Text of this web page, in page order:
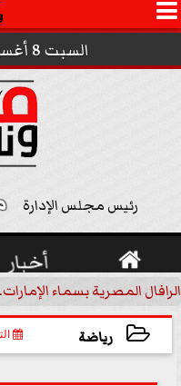
السبت 8 أغسطس 2026
رئيس مجلس الإدارة
 أخبار
الرافال المصرية بسماء
رياضة